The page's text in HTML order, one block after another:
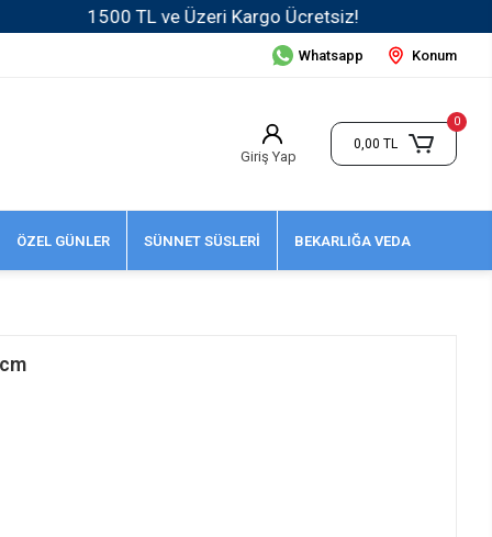
Whatsapp Konum
Giriş Yap
0
0,00 TL
ÖZEL GÜNLER SÜNNET SÜSLERİ BEKARLIĞA VEDA